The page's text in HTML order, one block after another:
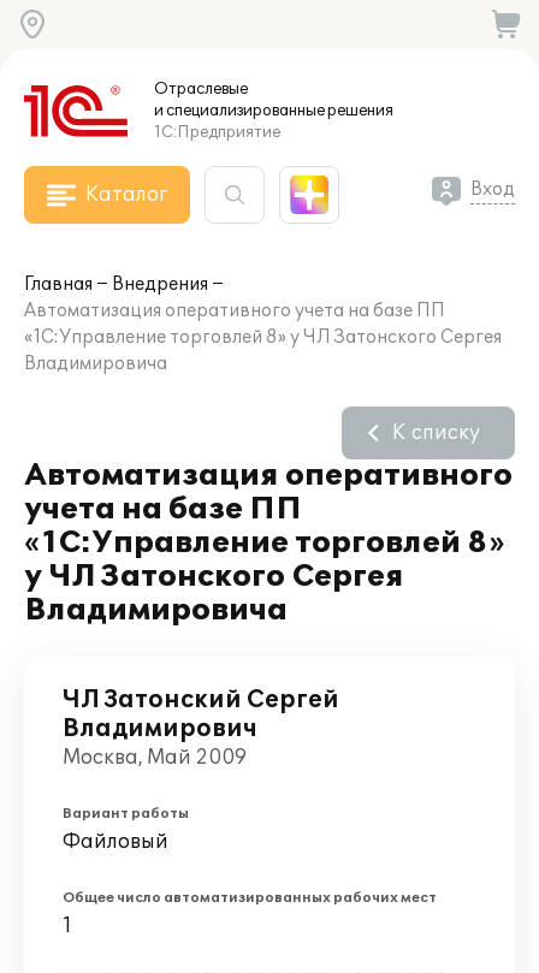
Отраслевые
и специализированныерешения
1С:Предприятие
Каталог Вход
Главная
Внедрения
Автоматизация оперативного учета на базе ПП
«1С:Управление торговлей 8» у ЧЛ Затонского Сергея
Владимировича
Автоматизация оперативного
учета на базе ПП
«1С:Управление торговлей 8»
у ЧЛ Затонского Сергея
Владимировича
К списку
ЧЛ Затонский Сергей
Владимирович
Москва, Май 2009
Вариант работы
Файловый
Общее число автоматизированных рабочих мест
1